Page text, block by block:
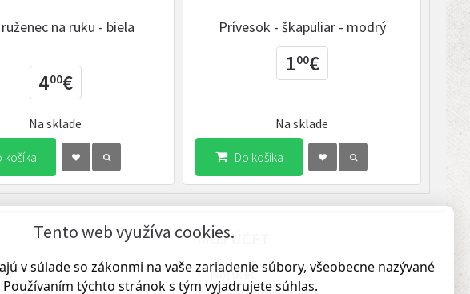
na ruku - biela
400€
košíka
Na sklade
Prívesok - škapuliar - modrý
100€
Do košíka
Na sklade
MÔJ ÚČET
Môj účet
Tento web využíva cookies.
v súlade so zákonmi na vaše zariadenie súbory, všeobecne nazývané
Používaním týchto stránok s tým vyjadrujete súhlas.